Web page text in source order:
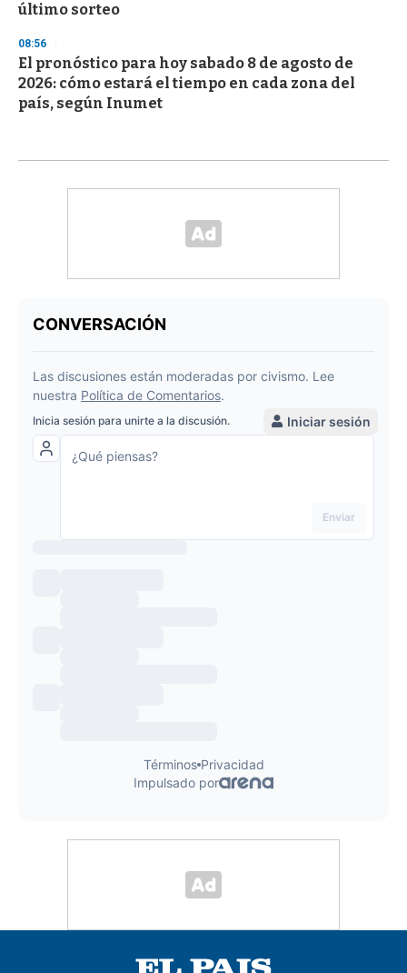
último sorteo
08:56
El pronóstico para hoy sabado 8 de agosto de
2026: cómo estará el tiempo en cada zona del
país, según Inumet